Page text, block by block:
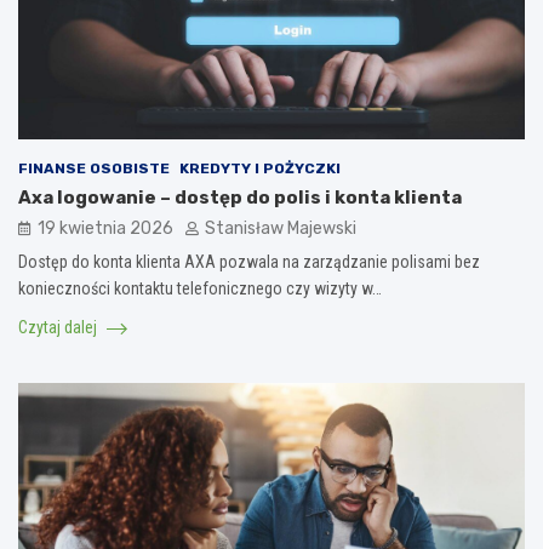
FINANSE OSOBISTE KREDYTY I POŻYCZKI
Axa logowanie – dostęp do polis i konta klienta
19 kwietnia 2026 Stanisław Majewski
Dostęp do konta klienta AXA pozwala na zarządzanie polisami bez
konieczności kontaktu telefonicznego czy wizyty w…
Czytaj dalej